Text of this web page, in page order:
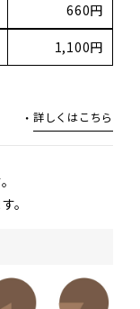
詳しくはこちら
。
660円
1,100円